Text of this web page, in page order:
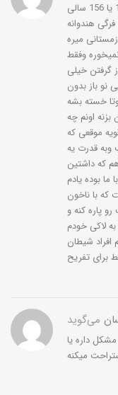
ما یه لاکپشت داریم که فکر کنم خزری هست .15 یا 156 سالی
هندوانه
میره
وفقط
گرفتن خیلی
نو باز بدون
خسته بشه
بزنه اونم چه
موقعی که
قدرت یه
که داشتین
زندگیش بگم این 15 16 سال با ما بوده یادم
با ناخون
پاره کنه و
لاکی خودم
شیطان
تفریح
می‌گوید
داره یا
میکنه